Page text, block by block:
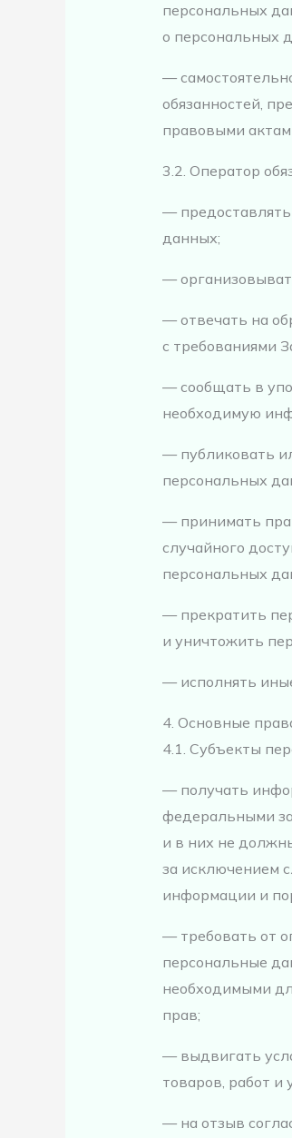
персональных
о персональных
—
обязанностей,
правовыми
3.2. Оператор
—
данных;
—
— отвечать на
с требованиями
— сообщать в
необходимую
— публиковать
персональных
— принимать
случайного
персональных
— прекратить
и уничтожить
— исполнять
4. Основные
4.1. Субъекты
— получать
федеральными
и в них не
за исключением
информации и
— требовать от
персональные
необходимыми
прав;
— выдвигать
товаров, работ и
— на отзыв